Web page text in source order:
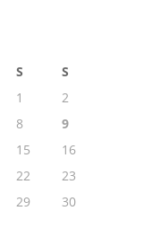
S
S
1
2
8
9
15
16
22
23
29
30